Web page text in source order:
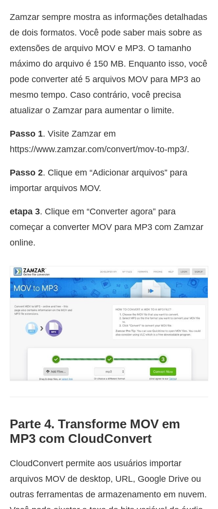
Zamzar sempre mostra as informações detalhadas
de dois formatos. Você pode saber mais sobre as
extensões de arquivo MOV e MP3. O tamanho
máximo do arquivo é 150 MB. Enquanto isso, você
pode converter até 5 arquivos MOV para MP3 ao
mesmo tempo. Caso contrário, você precisa
atualizar o Zamzar para aumentar o limite.
Passo 1. Visite Zamzar em
https://www.zamzar.com/convert/mov-to-mp3/.
Passo 2. Clique em “Adicionar arquivos” para
importar arquivos MOV.
etapa 3. Clique em “Converter agora” para
começar a converter MOV para MP3 com Zamzar
online.
Parte 4. Transforme MOV em
MP3 com CloudConvert
CloudConvert permite aos usuários importar
arquivos MOV de desktop, URL, Google Drive ou
outras ferramentas de armazenamento em nuvem.